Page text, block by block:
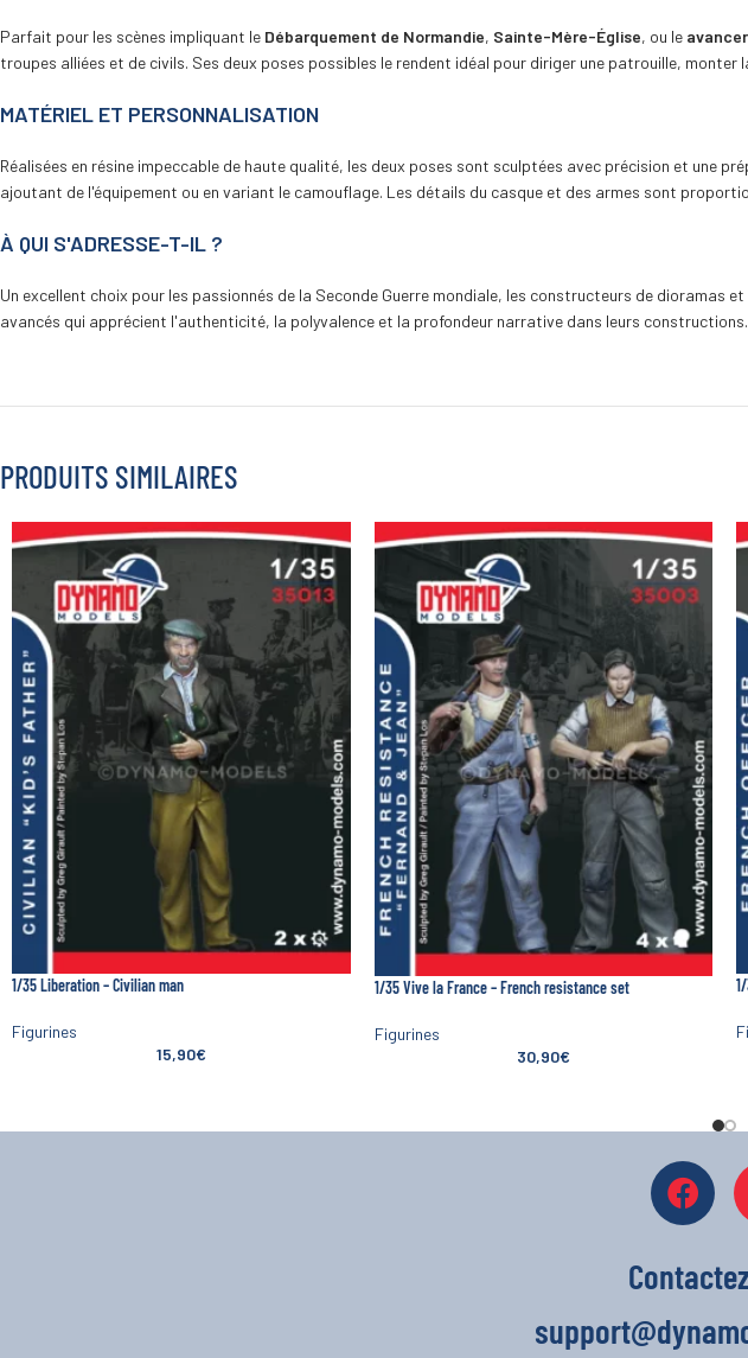
Parfait pour les scènes impliquant le Débarquement de Normandie, Sainte-Mère-Église, ou le
troupes alliées et de civils. Ses deux poses possibles le rendent idéal pour diriger une patrouille, monter
MATÉRIEL ET PERSONNALISATION
Réalisées en résine impeccable de haute qualité, les deux poses sont sculptées avec précision et une
ajoutant de l'équipement ou en variant le camouflage. Les détails du casque et des armes sont
À QUI S'ADRESSE-T-IL ?
Un excellent choix pour les passionnés de la Seconde Guerre mondiale, les constructeurs de dioramas
avancés qui apprécient l'authenticité, la polyvalence et la profondeur narrative dans leurs constructions.
PRODUITS SIMILAIRES
1/35 Liberation – Civilian man
Figurines
15,90€
1/35 Vive la France – French resistance set
Figurines
30,90€